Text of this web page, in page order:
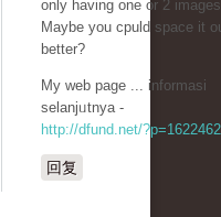
only having one or 2
Maybe you cpuld space it
better?
My web page ... informasi
sеlanjᥙtnya -
http://dfund.net/?p=1622462
回复